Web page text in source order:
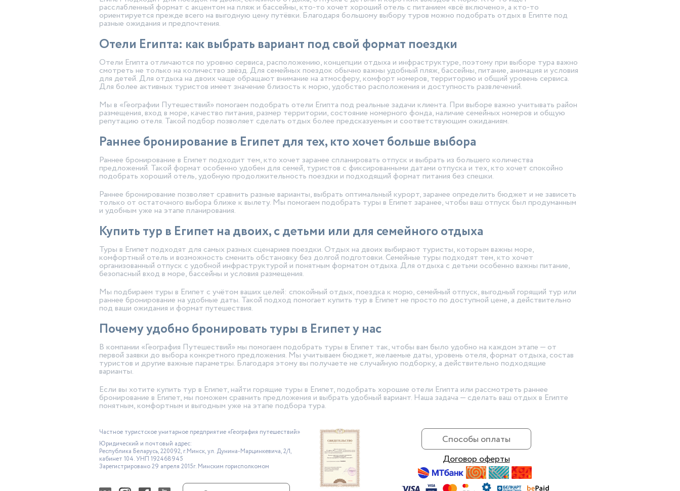
расслабленный формат с акцентом на пляж и бассейны, кто-то хочет хороший отель с питанием «всё включено», а кто-то
ориентируется прежде всего на выгодную цену путёвки. Благодаря большому выбору туров можно подобрать отдых в Египте под
разные ожидания и предпочтения.
Отели Египта: как выбрать вариант под свой формат поездки
Отели Египта отличаются по уровню сервиса, расположению, концепции отдыха и инфраструктуре, поэтому при выборе тура важно
смотреть не только на количество звёзд. Для семейных поездок обычно важны удобный пляж, бассейны, питание, анимация и условия
для детей. Для отдыха на двоих чаще обращают внимание на атмосферу, комфорт номеров, территорию и общий уровень сервиса.
Для более активных туристов имеет значение близость к морю, удобство расположения и доступность развлечений.
Мы в «Географии Путешествий» помогаем подобрать отели Египта под реальные задачи клиента. При выборе важно учитывать район
размещения, вход в море, качество питания, размер территории, состояние номерного фонда, наличие семейных номеров и общую
репутацию отеля. Такой подбор позволяет сделать отдых более предсказуемым и соответствующим ожиданиям.
Раннее бронирование в Египет для тех, кто хочет больше выбора
Раннее бронирование в Египет подходит тем, кто хочет заранее спланировать отпуск и выбрать из большего количества
предложений. Такой формат особенно удобен для семей, туристов с фиксированными датами отпуска и тех, кто хочет спокойно
подобрать хороший отель, удобную продолжительность поездки и подходящий формат питания без спешки.
Раннее бронирование позволяет сравнить разные варианты, выбрать оптимальный курорт, заранее определить бюджет и не зависеть
только от остаточного выбора ближе к вылету. Мы помогаем подобрать туры в Египет заранее, чтобы ваш отпуск был продуманным
и удобным уже на этапе планирования.
Купить тур в Египет на двоих, с детьми или для семейного отдыха
Туры в Египет подходят для самых разных сценариев поездки. Отдых на двоих выбирают туристы, которым важны море,
комфортный отель и возможность сменить обстановку без долгой подготовки. Семейные туры подходят тем, кто хочет
организованный отпуск с удобной инфраструктурой и понятным форматом отдыха. Для отдыха с детьми особенно важны питание,
безопасный вход в море, бассейны и условия размещения.
Мы подбираем туры в Египет с учётом ваших целей: спокойный отдых, поездка к морю, семейный отпуск, выгодный горящий тур или
раннее бронирование на удобные даты. Такой подход помогает купить тур в Египет не просто по доступной цене, а действительно
под ваши ожидания и формат путешествия.
Почему удобно бронировать туры в Египет у нас
В компании «География Путешествий» мы помогаем подобрать туры в Египет так, чтобы вам было удобно на каждом этапе — от
первой заявки до выбора конкретного предложения. Мы учитываем бюджет, желаемые даты, уровень отеля, формат отдыха, состав
туристов и другие важные параметры. Благодаря этому вы получаете не случайную подборку, а действительно подходящие
варианты.
Если вы хотите купить тур в Египет, найти горящие туры в Египет, подобрать хорошие отели Египта или рассмотреть раннее
бронирование в Египет, мы поможем сравнить предложения и выбрать удобный вариант. Наша задача — сделать ваш отдых в Египте
понятным, комфортным и выгодным уже на этапе подбора тура.
Частное туристское унитарное предприятие «География путешествий»
Юридический и почтовый адрес:
Республика Беларусь, 220092, г.Минск, ул. Дунина-Марцинкевича, 2/1,
кабинет 104. УНП 192468945
Зарегистрировано 29 апреля 2015г. Минским горисполкомом
Способы оплаты
Договор оферты